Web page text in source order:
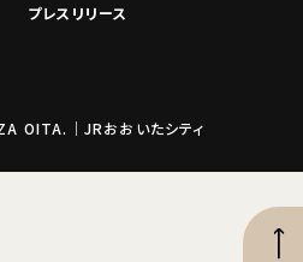
プレスリリース
OITA.｜JRおおいたシティ